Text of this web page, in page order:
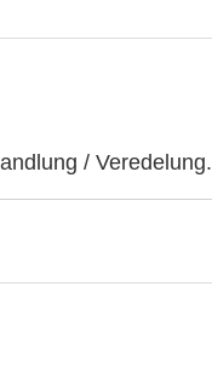
/ Veredelung.